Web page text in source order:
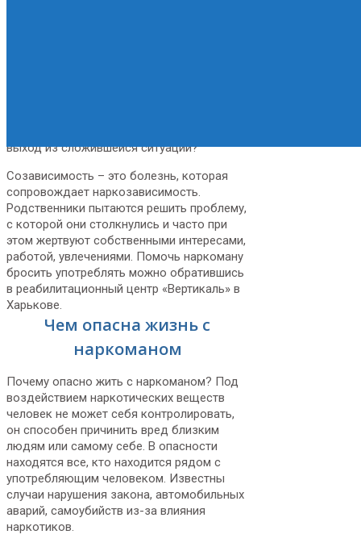
выход из сложившейся ситуации?
Созависимость – это болезнь, которая
сопровождает наркозависимость.
Родственники пытаются решить проблему,
с которой они столкнулись и часто при
этом жертвуют собственными интересами,
работой, увлечениями. Помочь наркоману
бросить употреблять можно обратившись
в реабилитационный центр «Вертикаль» в
Харькове.
Чем опасна жизнь с
наркоманом
Почему опасно жить с наркоманом? Под
воздействием наркотических веществ
человек не может себя контролировать,
он способен причинить вред близким
людям или самому себе. В опасности
находятся все, кто находится рядом с
употребляющим человеком. Известны
случаи нарушения закона, автомобильных
аварий, самоубийств из-за влияния
наркотиков.